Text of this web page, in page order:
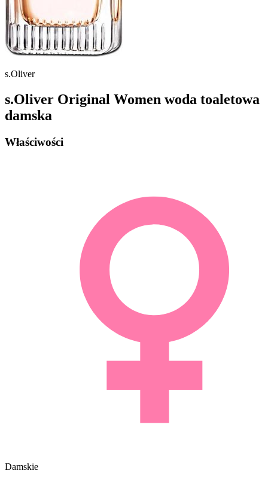
s.Oliver
s.Oliver Original Women woda toaletowa
damska
Właściwości
Damskie